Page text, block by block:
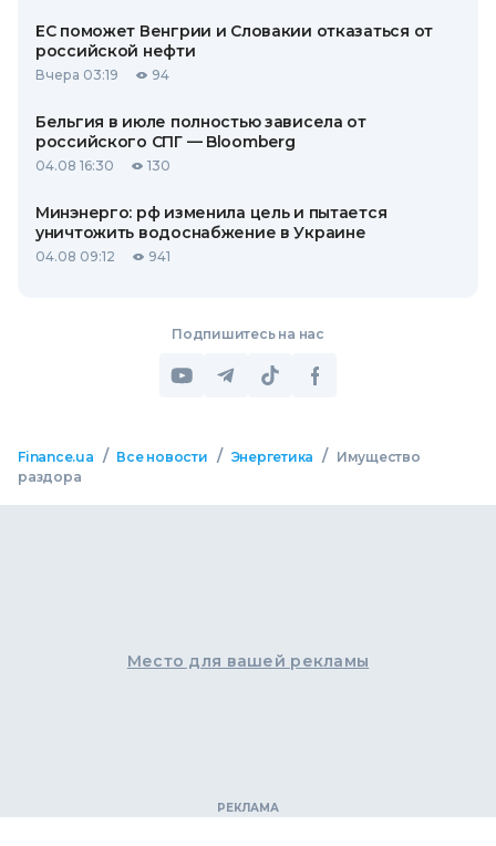
ЕС поможет Венгрии и Словакии отказаться от
российской нефти
Вчера 03:19 94
Бельгия в июле полностью зависела от
российского СПГ — Bloomberg
04.08 16:30 130
Минэнерго: рф изменила цель и пытается
уничтожить водоснабжение в Украине
04.08 09:12 941
Подпишитесь на нас
Finance.ua / Все новости / Энергетика /
Имущество
раздора
Место для вашей рекламы